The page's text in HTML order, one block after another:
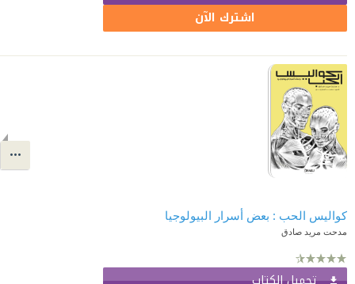
اشترك الآن
كواليس الحب : بعض أسرار البيولوجيا
مدحت مريد صادق